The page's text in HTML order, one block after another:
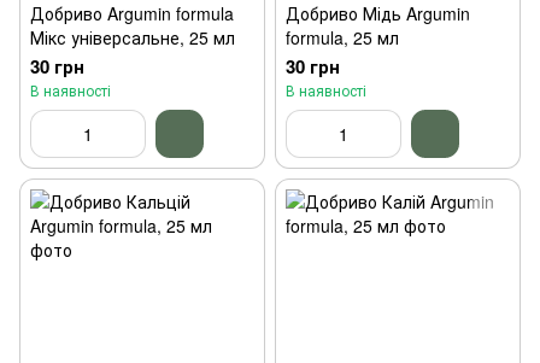
Добриво Argumin formula
Мікс універсальне, 25 мл
30 грн
В наявності
Добриво Мідь Argumin
formula, 25 мл
30 грн
В наявності